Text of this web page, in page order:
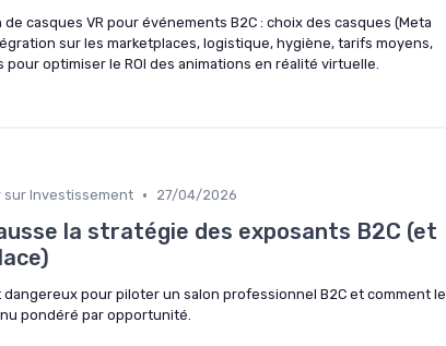
casques VR pour événements B2C : choix des casques (Meta
sur les marketplaces, logistique, hygiène, tarifs moyens,
optimiser le ROI des animations en réalité virtuelle.
sur Investissement • 27/04/2026
la stratégie des exposants B2C (et
pour piloter un salon professionnel B2C et comment le
pondéré par opportunité.